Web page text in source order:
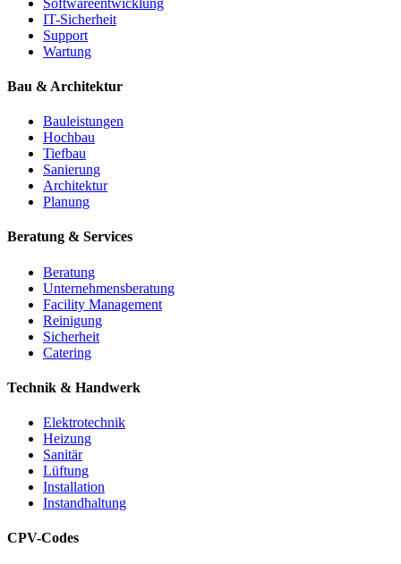
IT-Sicherheit
Support
Wartung
Bau & Architektur
Bauleistungen
Hochbau
Tiefbau
Sanierung
Architektur
Planung
Beratung & Services
Beratung
Unternehmensberatung
Facility Management
Reinigung
Sicherheit
Catering
Technik & Handwerk
Elektrotechnik
Heizung
Sanitär
Lüftung
Installation
Instandhaltung
CPV-Codes